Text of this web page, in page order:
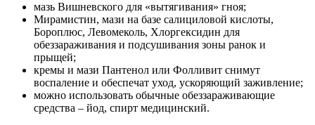
мазь Вишневского для «вытягивания» гноя;
Мирамистин, мази на базе салициловой кислоты,
Бороплюс, Левомеколь, Хлоргексидин для
обеззараживания и подсушивания зоны ранок и
прыщей;
кремы и мази Пантенол или Фолливит снимут
воспаление и обеспечат уход, ускоряющий заживление;
можно использовать обычные обеззараживающие
средства – йод, спирт медицинский.